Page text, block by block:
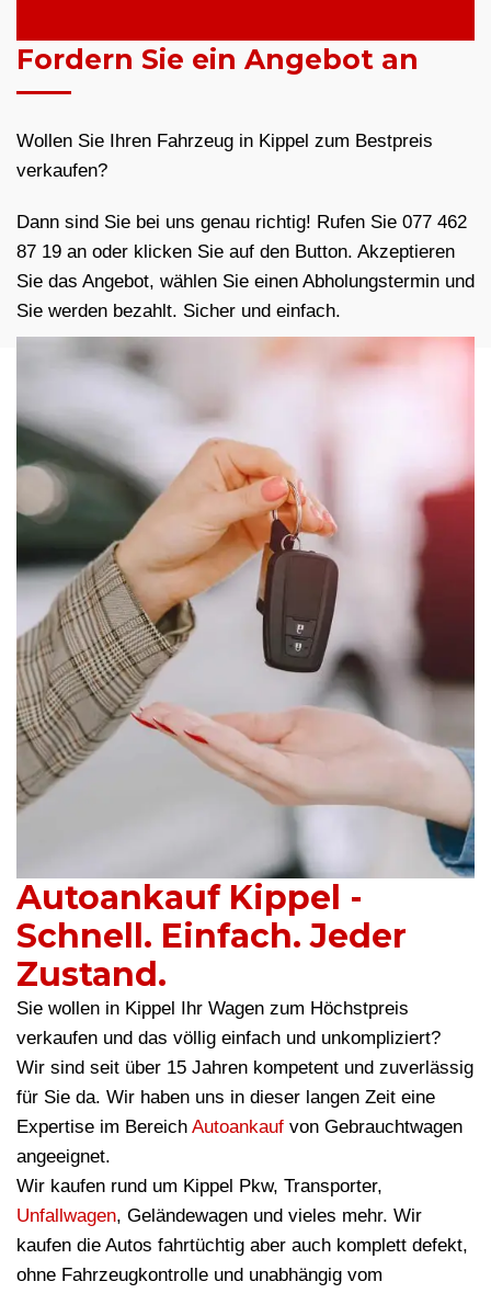
Fordern Sie ein Angebot an
Wollen Sie Ihren Fahrzeug in Kippel zum Bestpreis
verkaufen?
Dann sind Sie bei uns genau richtig! Rufen Sie 077 462
87 19 an oder klicken Sie auf den Button. Akzeptieren
Sie das Angebot, wählen Sie einen Abholungstermin und
Sie werden bezahlt. Sicher und einfach.
Autoankauf Kippel -
Schnell. Einfach. Jeder
Zustand.
Sie wollen in Kippel Ihr Wagen zum Höchstpreis
verkaufen und das völlig einfach und unkompliziert?
Wir sind seit über 15 Jahren kompetent und zuverlässig
für Sie da. Wir haben uns in dieser langen Zeit eine
Expertise im Bereich Autoankauf von Gebrauchtwagen
angeeignet.
Wir kaufen rund um Kippel Pkw, Transporter,
Unfallwagen, Geländewagen und vieles mehr. Wir
kaufen die Autos fahrtüchtig aber auch komplett defekt,
ohne Fahrzeugkontrolle und unabhängig vom